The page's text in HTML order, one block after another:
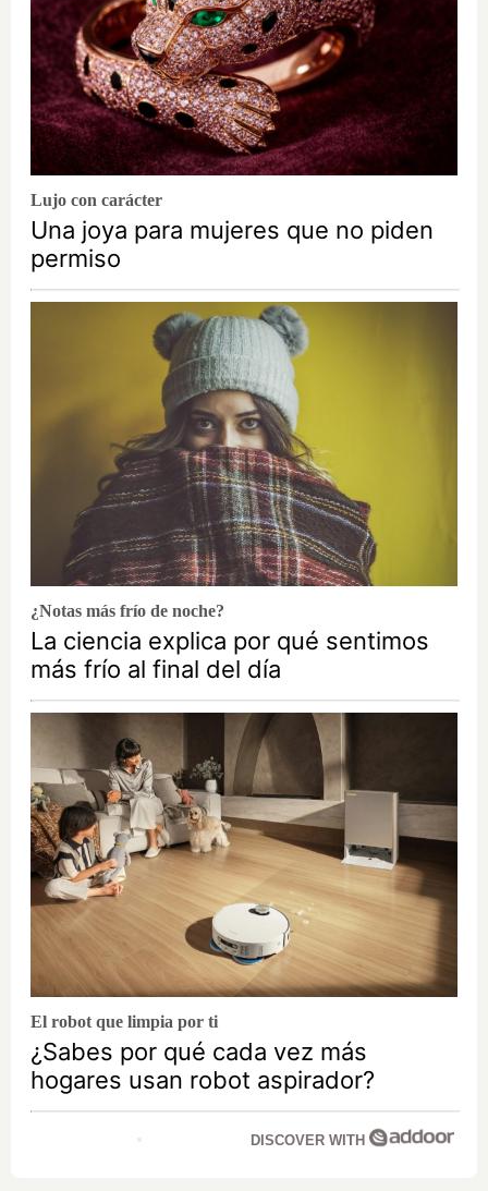
Lujo con carácter
Una joya para mujeres que no piden
permiso
¿Notas más frío de noche?
La ciencia explica por qué sentimos
más frío al final del día
El robot que limpia por ti
¿Sabes por qué cada vez más
hogares usan robot aspirador?
DISCOVER WITH